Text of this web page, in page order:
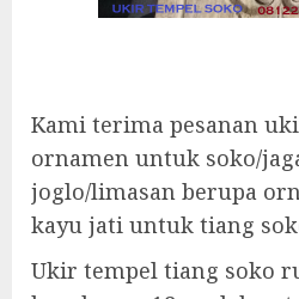
Kami terima pesanan
ornamen untuk soko/
joglo/limasan berupa
kayu jati untuk tiang
Ukir tempel tiang soko